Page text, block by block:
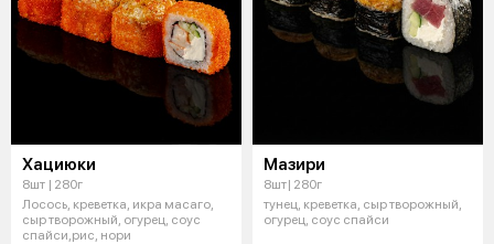
Хациюки
8шт | 280г
Лосось, креветка, икра масаго,
сыр творожный, огурец, соус
спайси,рис, нори
Мазири
8шт| 280г
тунец, креветка, сыр творожный,
огурец, соус спайси